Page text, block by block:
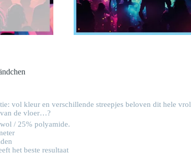
vol kleur en verschillende streepjes beloven dit hele
de vloer…?
/ 25% polyamide.
het beste resultaat